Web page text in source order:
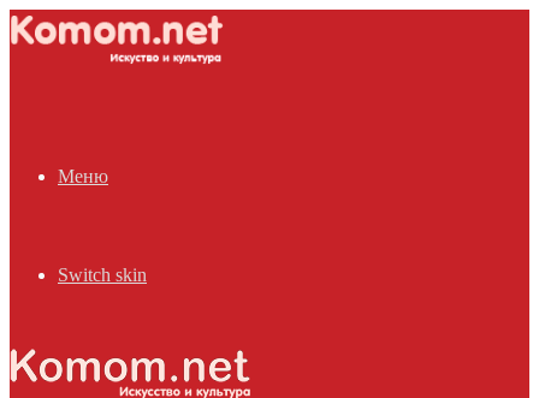
Меню
Switch skin